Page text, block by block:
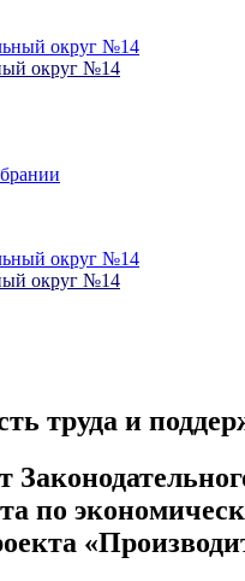
округ №14
округ №14
труда и
по